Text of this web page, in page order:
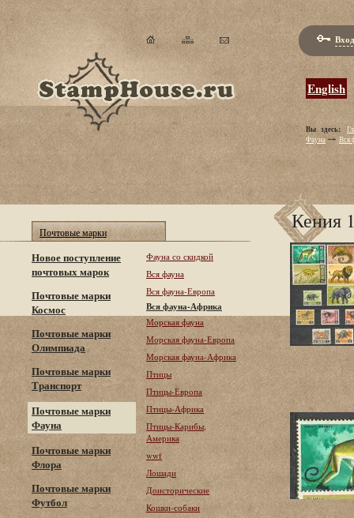
English
Вы здесь:
Фауна
Вся
Почтовые марки
Новое поступление
почтовых марок
Почтовые марки
Космос
Почтовые марки
Олимпиада
Почтовые марки
Транспорт
Почтовые марки
Фауна
Почтовые марки
Флора
Почтовые марки
Футбол
Фауна со скидкой
Вся фауна
Вся фауна-Европа
Вся фауна-Африка
Морская фауна
Морская фауна-Европа
Морская фауна-Африка
Птицы
Птицы-Европа
Птицы-Африка
Птицы-Карибы,
Америка
wwf
Лошади
Доисторические
Кошки-собаки
Кения